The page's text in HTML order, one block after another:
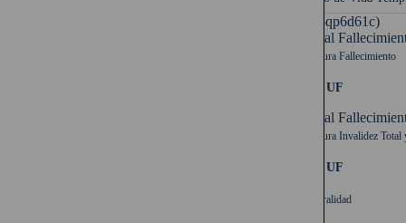
UF (-qp6d61c)
Capital
Cobertura Fallecimiento
2.500 UF
Capital
Cobertura Invalidez Total
2.500 UF
Temporalidad